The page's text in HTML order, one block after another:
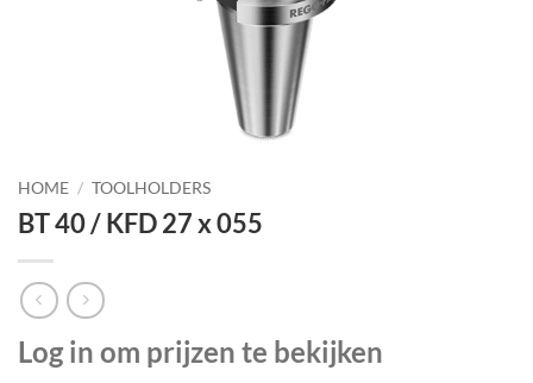
HOME / TOOLHOLDERS
BT 40 / KFD 27 x 055
Log in om prijzen te bekijken